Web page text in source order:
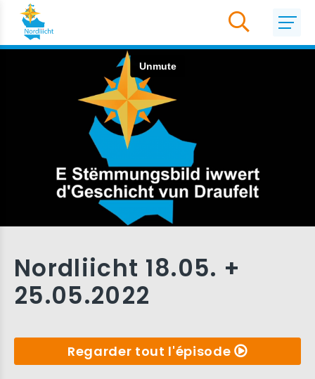
Nordliicht 18.05. +
25.05.2022
Regarder tout l'épisode